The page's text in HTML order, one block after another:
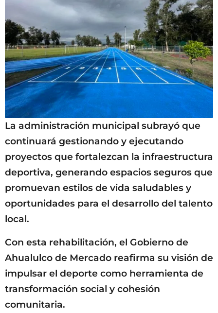
La administración municipal subrayó que
continuará gestionando y ejecutando
proyectos que fortalezcan la infraestructura
deportiva, generando espacios seguros que
promuevan estilos de vida saludables y
oportunidades para el desarrollo del talento
local.
Con esta rehabilitación, el Gobierno de
Ahualulco de Mercado reafirma su visión de
impulsar el deporte como herramienta de
transformación social y cohesión
comunitaria.